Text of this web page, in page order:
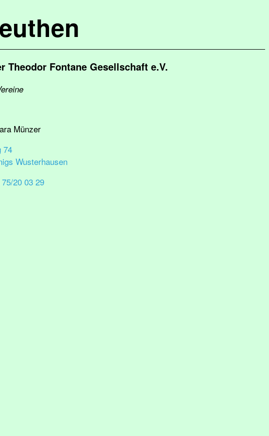
Theodor Fontane Gesellschaft e.V.
Münzer
74
Wusterhausen
20 03 29